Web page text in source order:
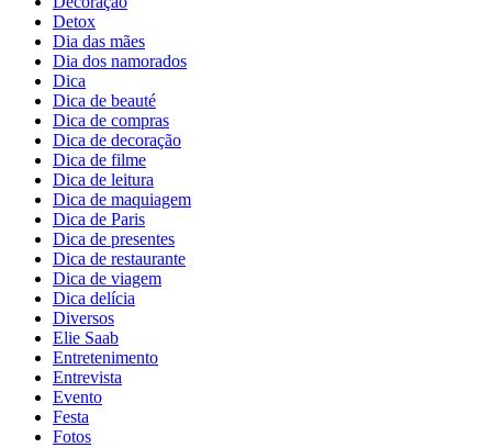
Detox
Dia das mães
Dia dos namorados
Dica
Dica de beauté
Dica de compras
Dica de decoração
Dica de filme
Dica de leitura
Dica de maquiagem
Dica de Paris
Dica de presentes
Dica de restaurante
Dica de viagem
Dica delícia
Diversos
Elie Saab
Entretenimento
Entrevista
Evento
Festa
Fotos